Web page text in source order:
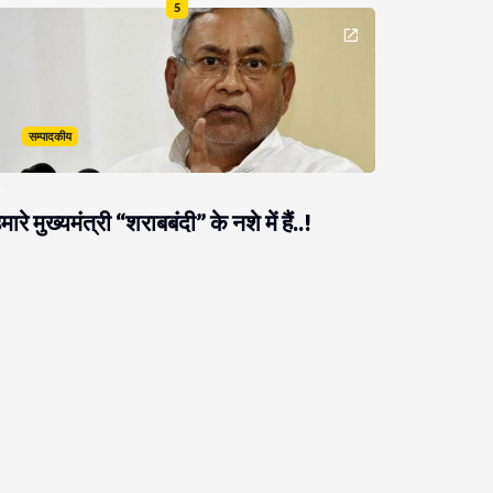
5
सम्पादकीय
मुख्यमंत्री “शराबबंदी” के नशे में हैं..!